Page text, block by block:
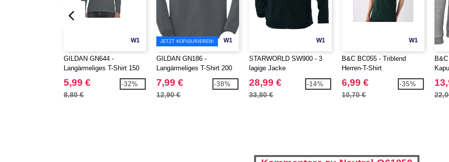
W1
GILDAN GN644 -
Langärmeliges T-Shirt 150
5,99 €
8,80 €
-32%
W1
JETZT KOFIGURIEREN!
GILDAN GN186 -
Langärmeliges T-Shirt 200
7,99 €
12,90 €
-38%
W1
STARWORLD SW900 - 3
lagige Jacke
28,99 €
33,80 €
-14%
W1
B&C BC055 - Triblend
Herren-T-Shirt
6,99 €
10,70 €
-35%